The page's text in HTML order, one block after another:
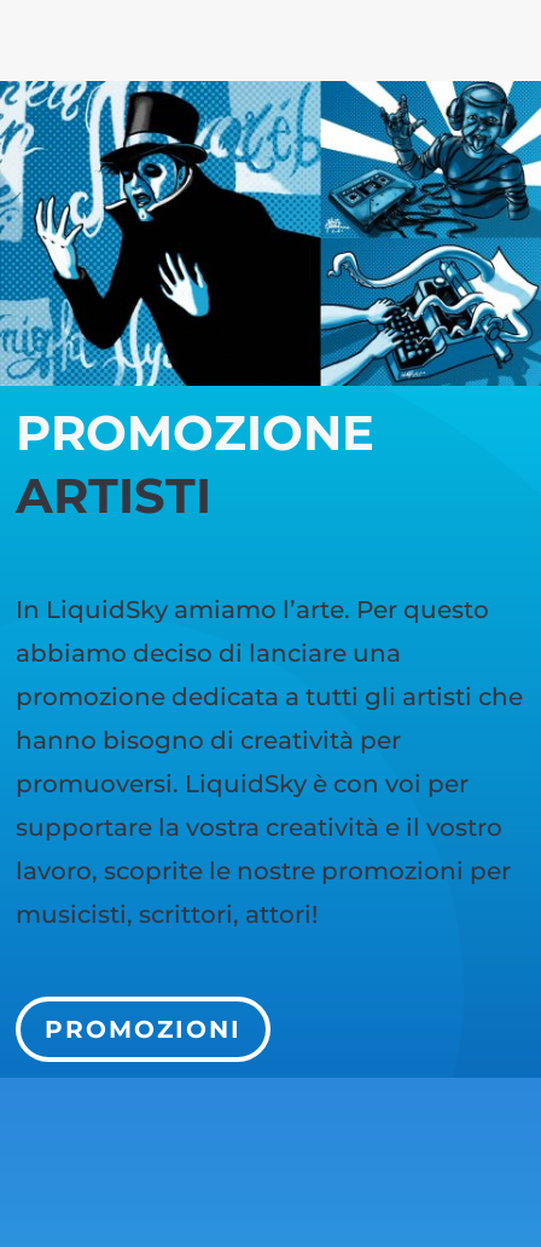
PROMOZIONE
ARTISTI
In LiquidSky amiamo l’arte. Per questo
abbiamo deciso di lanciare una
promozione dedicata a tutti gli artisti che
hanno bisogno di creatività per
promuoversi. LiquidSky è con voi per
supportare la vostra creatività e il vostro
lavoro, scoprite le nostre promozioni per
musicisti, scrittori, attori!
PROMOZIONI